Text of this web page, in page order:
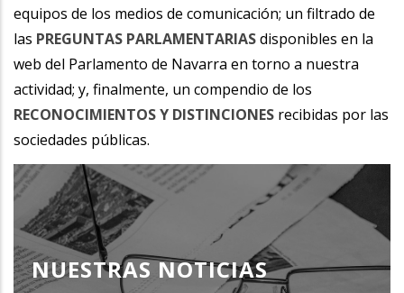
equipos de los medios de comunicación; un filtrado de
las PREGUNTAS PARLAMENTARIASdisponibles en la
web del Parlamento de Navarra en torno a nuestra
actividad; y, finalmente, un compendio de los
RECONOCIMIENTOS Y DISTINCIONES recibidas por las
sociedades públicas.
NUESTRAS NOTICIAS